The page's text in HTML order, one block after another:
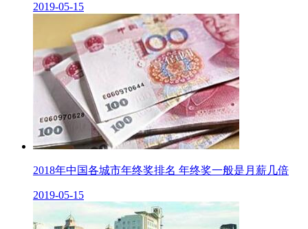
2019-05-15
2018年中国各城市年终奖排名 年终奖一般是月薪几倍
2019-05-15